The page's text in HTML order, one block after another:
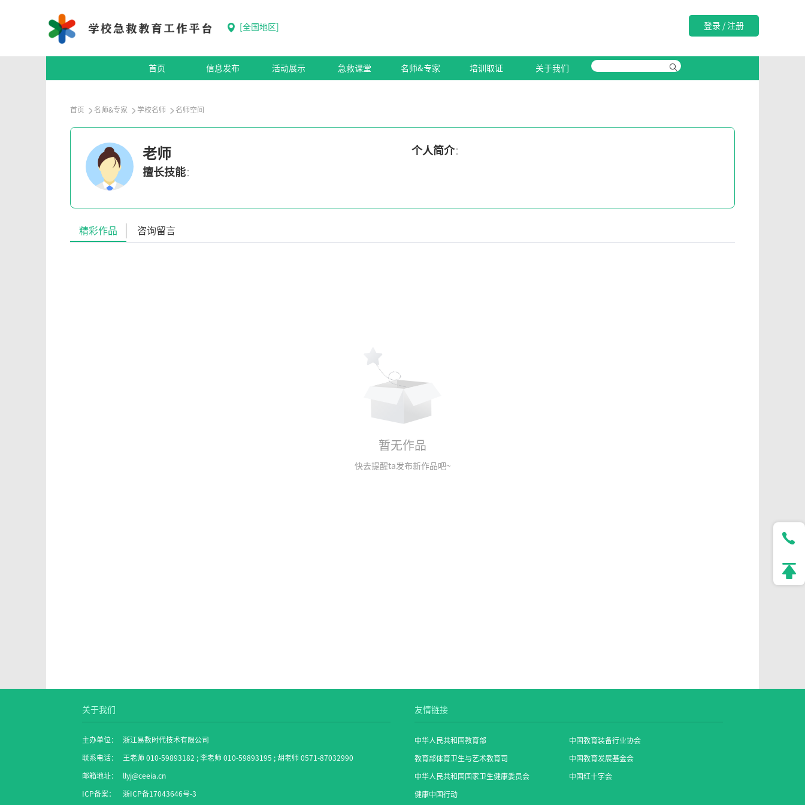
全国地区 登录 / 注册
首页 信息发布 活动展示 急救课堂 名师&专家 培训取证 关于我们
首页 名师&专家 学校名师 名师空间
老师
擅长技能：
个人简介：
精彩作品 咨询留言
暂无作品
快去提醒ta发布新作品吧~
关于我们
主办单位： 浙江易数时代技术有限公司
联系电话： 王老师 010-59893182 ; 李老师 010-59893195 ; 胡老师 0571-87032990
邮箱地址： llyj@ceeia.cn
ICP备案： 浙ICP备17043646号-3
友情链接
中华人民共和国教育部 中国教育装备行业协会
教育部体育卫生与艺术教育司 中国教育发展基金会
中华人民共和国国家卫生健康委员会 中国红十字会
健康中国行动